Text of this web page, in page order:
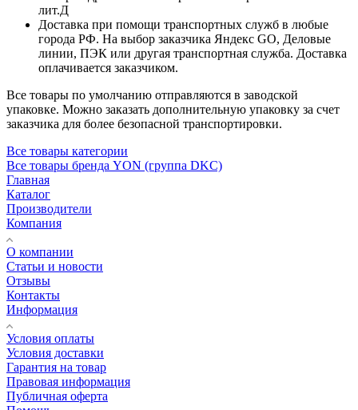
лит.Д
Доставка при помощи транспортных служб в любые
города РФ. На выбор заказчика Яндекс GO, Деловые
линии, ПЭК или другая транспортная служба. Доставка
оплачивается заказчиком.
Все товары по умолчанию отправляются в заводской
упаковке. Можно заказать дополнительную упаковку за счет
заказчика для более безопасной транспортировки.
Все товары категории
Все товары бренда YON (группа DKC)
Главная
Каталог
Производители
Компания
О компании
Статьи и новости
Отзывы
Контакты
Информация
Условия оплаты
Условия доставки
Гарантия на товар
Правовая информация
Публичная оферта